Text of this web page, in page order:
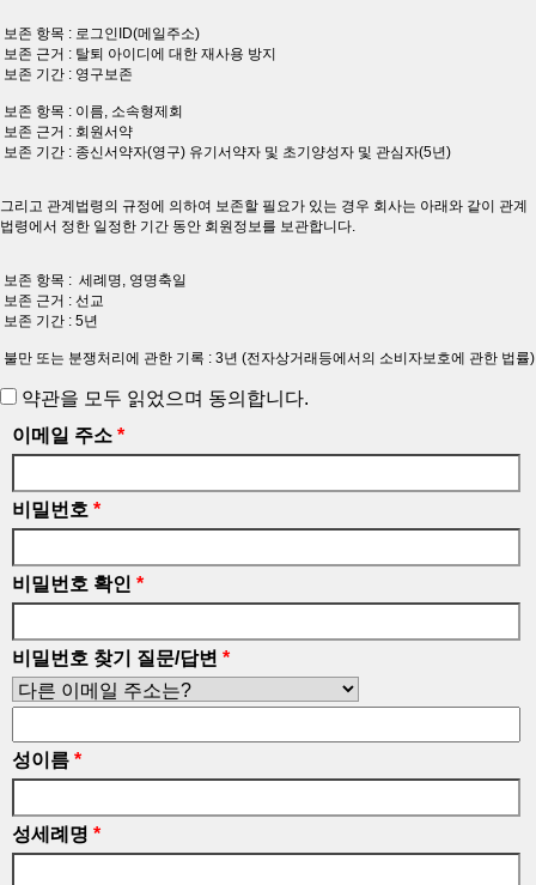
보존 항목 : 로그인ID(메일주소)
보존 근거 : 탈퇴 아이디에 대한 재사용 방지
보존 기간 : 영구보존
보존 항목 : 이름, 소속형제회
보존 근거 : 회원서약
보존 기간 : 종신서약자(영구) 유기서약자 및 초기양성자 및 관심자(5년)
그리고 관계법령의 규정에 의하여 보존할 필요가 있는 경우 회사는 아래와 같이 관계
법령에서 정한 일정한 기간 동안 회원정보를 보관합니다.
보존 항목 : 세례명, 영명축일
보존 근거 : 선교
보존 기간 : 5년
불만 또는 분쟁처리에 관한 기록 : 3년 (전자상거래등에서의 소비자보호에 관한 법률)
약관을 모두 읽었으며 동의합니다.
이메일 주소 *
비밀번호 *
비밀번호 확인 *
비밀번호 찾기 질문/답변 *
성이름 *
성세례명 *